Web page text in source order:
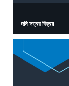
জমি সত্বর বিক্রয়